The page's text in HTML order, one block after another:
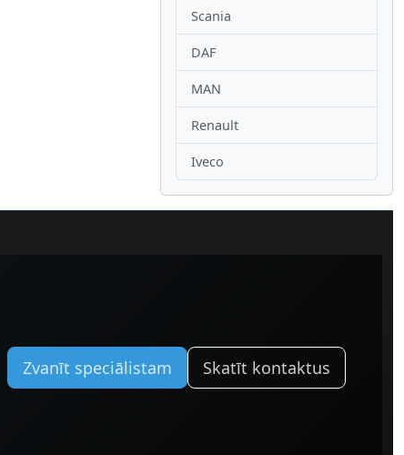
Scania
DAF
MAN
Renault
Iveco
Zvanīt speciālistam Skatīt kontaktus